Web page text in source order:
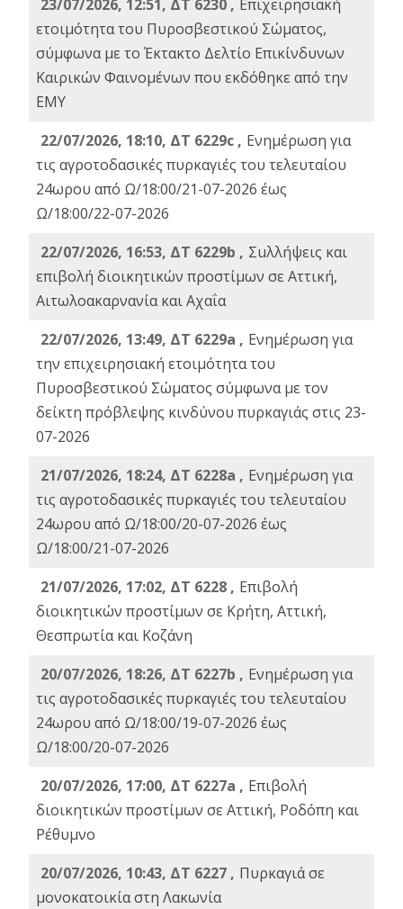
23/07/2026, 12:51, ΔΤ 6230 , Επιχειρησιακή
ετοιμότητα του Πυροσβεστικού Σώματος,
σύμφωνα με το Έκτακτο Δελτίο Επικίνδυνων
Καιρικών Φαινομένων που εκδόθηκε από την
ΕΜΥ
22/07/2026, 18:10, ΔΤ 6229c , Ενημέρωση για
τις αγροτοδασικές πυρκαγιές του τελευταίου
24ωρου από Ω/18:00/21-07-2026 έως
Ω/18:00/22-07-2026
22/07/2026, 16:53, ΔΤ 6229b , Σuλλήψεις και
επιβολή διοικητικών προστίμων σε Αττική,
Αιτωλοακαρνανία και Αχαΐα
22/07/2026, 13:49, ΔΤ 6229a , Ενημέρωση για
την επιχειρησιακή ετοιμότητα του
Πυροσβεστικού Σώματος σύμφωνα με τον
δείκτη πρόβλεψης κινδύνου πυρκαγιάς στις 23-
07-2026
21/07/2026, 18:24, ΔΤ 6228a , Ενημέρωση για
τις αγροτοδασικές πυρκαγιές του τελευταίου
24ωρου από Ω/18:00/20-07-2026 έως
Ω/18:00/21-07-2026
21/07/2026, 17:02, ΔΤ 6228 , Επιβολή
διοικητικών προστίμων σε Κρήτη, Αττική,
Θεσπρωτία και Κοζάνη
20/07/2026, 18:26, ΔΤ 6227b , Ενημέρωση για
τις αγροτοδασικές πυρκαγιές του τελευταίου
24ωρου από Ω/18:00/19-07-2026 έως
Ω/18:00/20-07-2026
20/07/2026, 17:00, ΔΤ 6227a , Επιβολή
διοικητικών προστίμων σε Αττική, Ροδόπη και
Ρέθυμνο
20/07/2026, 10:43, ΔΤ 6227 , Πυρκαγιά σε
μονοκατοικία στη Λακωνία